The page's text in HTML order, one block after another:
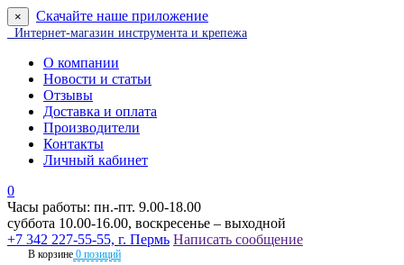
× Скачайте наше приложение
Интернет-магазин инструмента и крепежа
О компании
Новости и статьи
Отзывы
Доставка и оплата
Производители
Контакты
Личный кабинет
0
Часы работы: пн.-пт. 9.00-18.00
суббота 10.00-16.00, воскресенье – выходной
+7 342 227-55-55, г. Пермь Написать сообщение
В корзине 0 позиций